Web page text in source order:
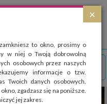
×
to okno, prosimy o
w niej o Twoją dobrowolną
osobowych przez naszych
informacje o tzw.
Twoich danych osobowych.
zgadzasz się na poniższe.
jej zakres.
głównie do celów statystycznych.
na zapisanie ich w pamięci